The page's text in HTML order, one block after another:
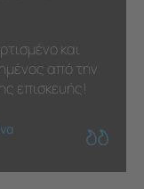
και
από την
επισκευής!